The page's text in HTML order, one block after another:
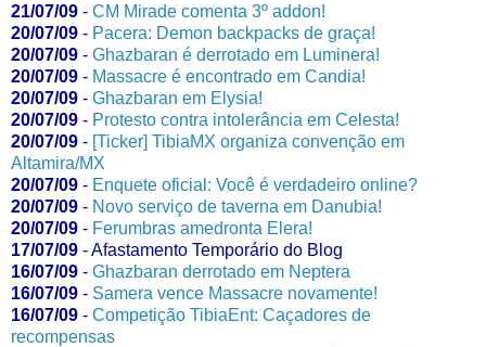
21/07/09 - CM Mirade comenta 3º addon!
20/07/09 - Pacera: Demon backpacks de graça!
20/07/09 - Ghazbaran é derrotado em Luminera!
20/07/09 - Massacre é encontrado em Candia!
20/07/09 - Ghazbaran em Elysia!
20/07/09 - Protesto contra intolerância em Celesta!
20/07/09 - [Ticker] TibiaMX organiza convenção em
Altamira/MX
20/07/09 - Enquete oficial: Você é verdadeiro online?
20/07/09 - Novo serviço de taverna em Danubia!
20/07/09 - Ferumbras amedronta Elera!
17/07/09 -Afastamento Temporário do Blog
16/07/09 - Ghazbaran derrotado em Neptera
16/07/09 - Samera vence Massacre novamente!
16/07/09 - Competição TibiaEnt: Caçadores de
recompensas